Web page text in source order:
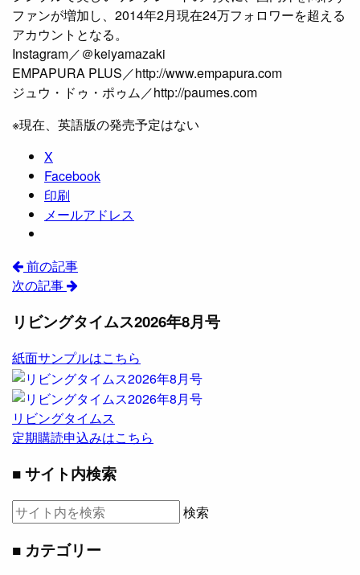
ファンが増加し、2014年2月現在24万フォロワーを超える
アカウントとなる。
Instagram／＠keiyamazaki
EMPAPURA PLUS／http://www.empapura.com
ジュウ・ドゥ・ポゥム／http://paumes.com
※現在、英語版の発売予定はない
X
Facebook
印刷
メールアドレス
前の記事
次の記事
リビングタイムス2026年8月号
紙面サンプルはこちら
リビングタイムス
定期購読申込みはこちら
■ サイト内検索
検索
■ カテゴリー